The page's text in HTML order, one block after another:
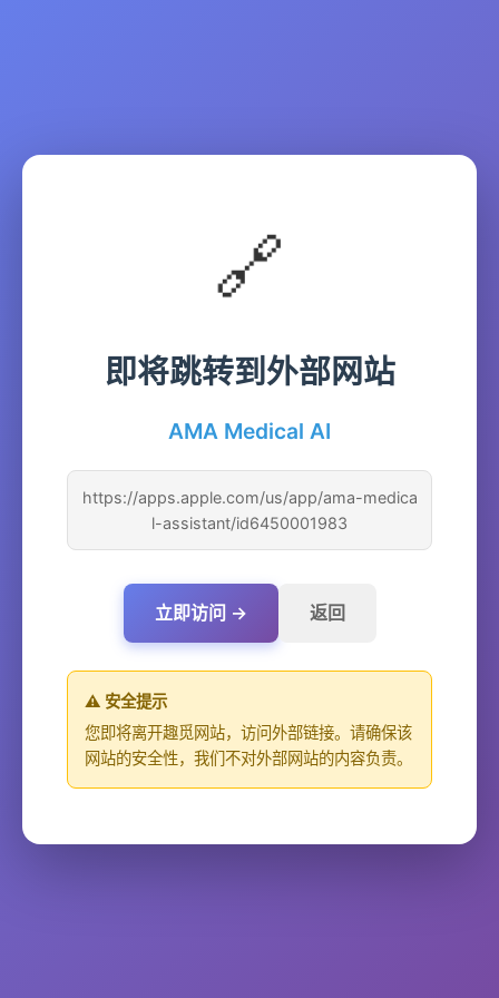
🔗
即将跳转到外部网站
AMA Medical AI
https://apps.apple.com/us/app/ama-medica
l-assistant/id6450001983
立即访问 → 返回
⚠️ 安全提示
您即将离开趣觅网站，访问外部链接。请确保该
网站的安全性，我们不对外部网站的内容负责。